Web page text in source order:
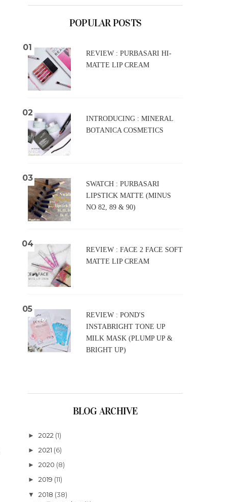
POPULAR POSTS
REVIEW : PURBASARI HI-
MATTE LIP CREAM
INTRODUCING : MINERAL
BOTANICA COSMETICS
SWATCH : PURBASARI
LIPSTICK MATTE (MINUS
NO 82, 89 & 90)
REVIEW : FACE 2 FACE SOFT
MATTE LIP CREAM
REVIEW : POND'S
INSTABRIGHT TONE UP
MILK MASK (PLUMP UP &
BRIGHT UP)
BLOG ARCHIVE
► 2022 (1)
► 2021 (6)
► 2020 (8)
► 2019 (11)
▼ 2018 (38)